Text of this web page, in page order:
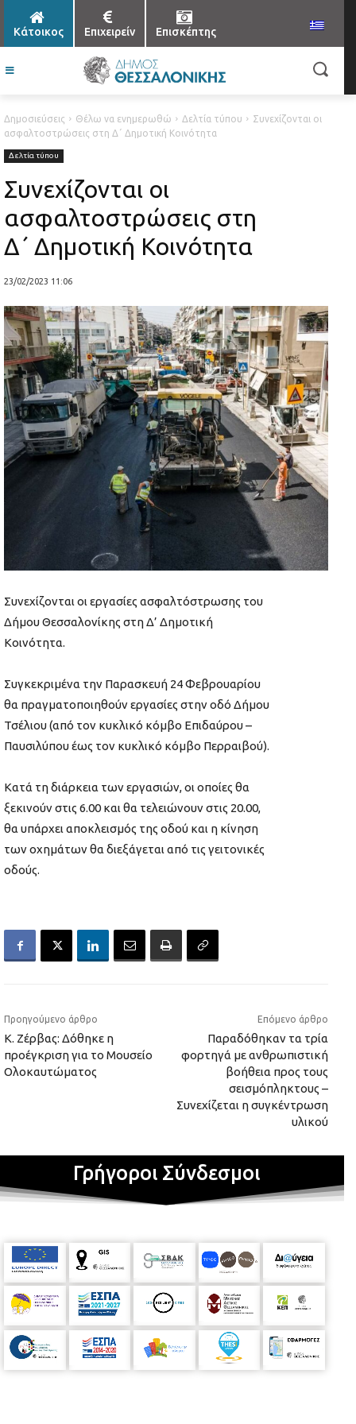
Κάτοικος Επιχειρείν Επισκέπτης
Δημοσιεύσεις Θέλω να ενημερωθώ Δελτία τύπου
Συνεχίζονται οι
ασφαλτοστρώσεις στη Δ΄ Δημοτική Κοινότητα
Δελτία τύπου
Συνεχίζονται οι
ασφαλτοστρώσεις στη
Δ΄ Δημοτική Κοινότητα
23/02/2023 11:06
Συνεχίζονται οι εργασίες ασφαλτόστρωσης του
Δήμου Θεσσαλονίκης στη Δ’ Δημοτική
Κοινότητα.
Συγκεκριμένα την Παρασκευή 24 Φεβρουαρίου
θα πραγματοποιηθούν εργασίες στην οδό Δήμου
Τσέλιου (από τον κυκλικό κόμβο Επιδαύρου –
Παυσιλύπου έως τον κυκλικό κόμβο Περραιβού).
Κατά τη διάρκεια των εργασιών, οι οποίες θα
ξεκινούν στις 6.00 και θα τελειώνουν στις 20.00,
θα υπάρχει αποκλεισμός της οδού και η κίνηση
των οχημάτων θα διεξάγεται από τις γειτονικές
οδούς.
Προηγούμενο άρθρο
Κ. Ζέρβας: Δόθηκε η
προέγκριση για το Μουσείο
Ολοκαυτώματος
Επόμενο άρθρο
Παραδόθηκαν τα τρία
φορτηγά με ανθρωπιστική
βοήθεια προς τους
σεισμόπληκτους –
Συνεχίζεται η συγκέντρωση
υλικού
Γρήγοροι Σύνδεσμοι